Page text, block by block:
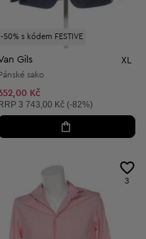
-50% s kódem FESTIVE
Gils XL
Pánské sako
Kč
cena:
RRP 3 743,00 Kč (-82%)
3